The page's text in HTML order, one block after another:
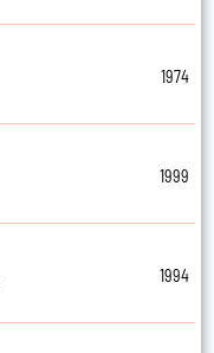
1974
1999
1994